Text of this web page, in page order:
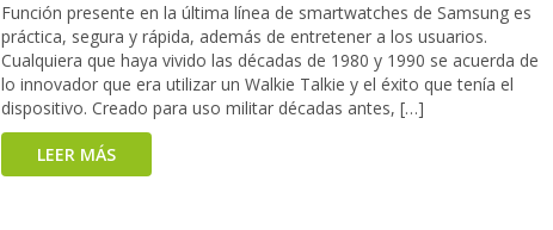
Función presente en la última línea de smartwatches de Samsung es
práctica, segura y rápida, además de entretener a los usuarios.
Cualquiera que haya vivido las décadas de 1980 y 1990 se acuerda de
lo innovador que era utilizar un Walkie Talkie y el éxito que tenía el
dispositivo. Creado para uso militar décadas antes, […]
LEER MÁS